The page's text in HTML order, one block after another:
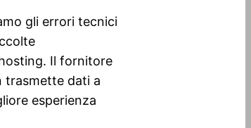
gli errori tecnici
Il fornitore
trasmette dati a
esperienza